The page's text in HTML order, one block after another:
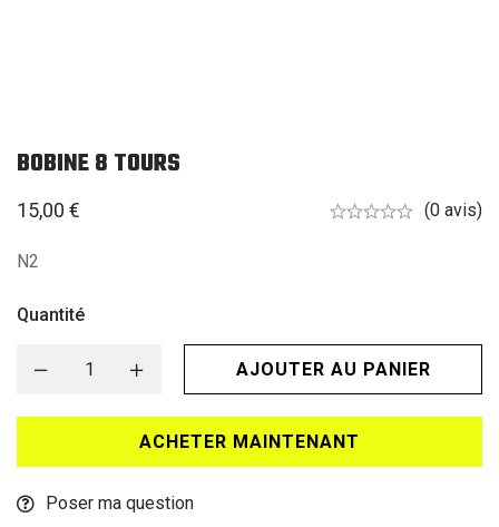
BOBINE 8 TOURS
15,00 € (0 avis)
N2
Quantité
AJOUTER AU PANIER
ACHETER MAINTENANT
Poser ma question